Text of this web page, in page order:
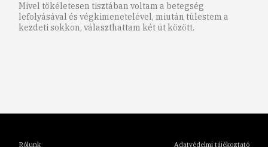
Mivel tökéletesen tisztában voltam a betegség
lefolyásával és végkimenetelével, miután túlestem a
kezdeti sokkon, választhattam két út között.
Rólunk Adatvédelmi tájékoztató